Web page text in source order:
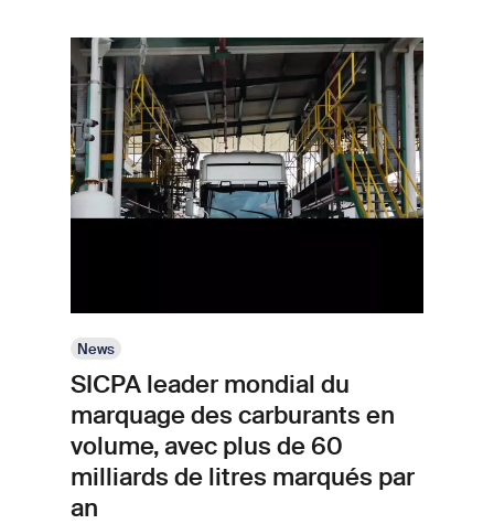
Image
News
SICPA leader mondial du
marquage des carburants en
volume, avec plus de 60
milliards de litres marqués par
an